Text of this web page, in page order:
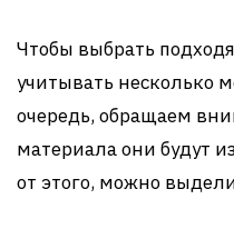
Чтобы выбрать
учитывать несколько
очередь, обращаем
материала они будут
от этого, можно